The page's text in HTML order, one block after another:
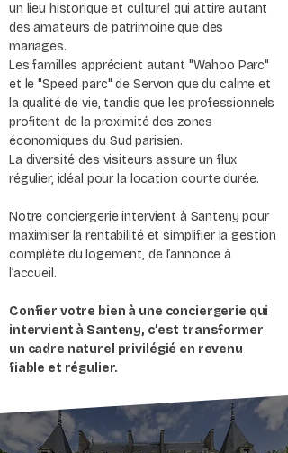
un lieu historique et culturel qui attire autant
des amateurs de patrimoine que des
mariages.
Les familles apprécient autant "Wahoo Parc"
et le "Speed parc" de Servon que du calme et
la qualité de vie, tandis que les professionnels
profitent de la proximité des zones
économiques du Sud parisien.
La diversité des visiteurs assure un flux
régulier, idéal pour la location courte durée.
Notre conciergerie intervient à Santeny pour
maximiser la rentabilité et simplifier la gestion
complète du logement, de l’annonce à
l’accueil.
Confier votre bien à une conciergerie qui
intervient à Santeny, c’est transformer
un cadre naturel privilégié en revenu
fiable et régulier.